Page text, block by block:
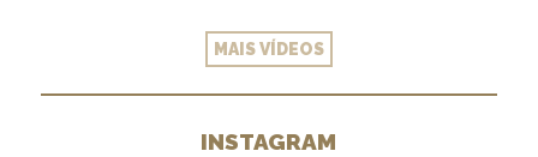
MAIS VÍDEOS
INSTAGRAM